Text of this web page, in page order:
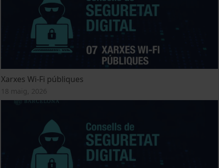
Xarxes Wi-Fi públiques
18 maig, 2026